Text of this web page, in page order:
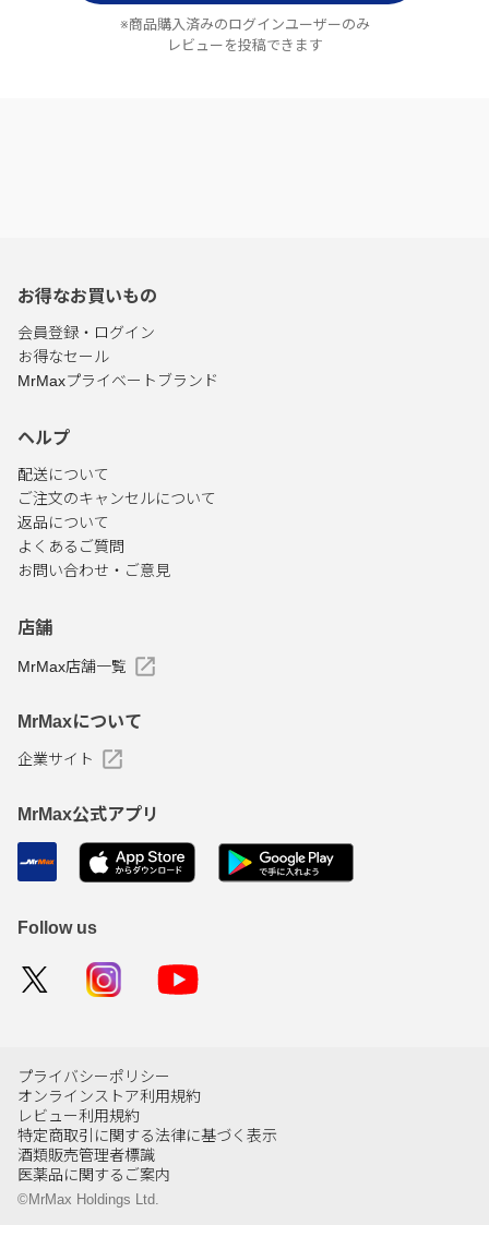
※商品購入済みのログインユーザーのみ
レビューを投稿できます
お得なお買いもの
会員登録・ログイン
お得なセール
MrMaxプライベートブランド
ヘルプ
配送について
ご注文のキャンセルについて
返品について
よくあるご質問
お問い合わせ・ご意見
店舗
MrMax店舗一覧
MrMaxについて
企業サイト
MrMax公式アプリ
Follow us
プライバシーポリシー
オンラインストア利用規約
レビュー利用規約
特定商取引に関する法律に基づく表示
酒類販売管理者標識
医薬品に関するご案内
©MrMax Holdings Ltd.